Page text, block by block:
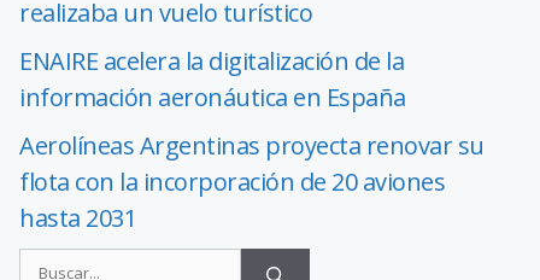
realizaba un vuelo turístico
ENAIRE acelera la digitalización de la
información aeronáutica en España
Aerolíneas Argentinas proyecta renovar su
flota con la incorporación de 20 aviones
hasta 2031